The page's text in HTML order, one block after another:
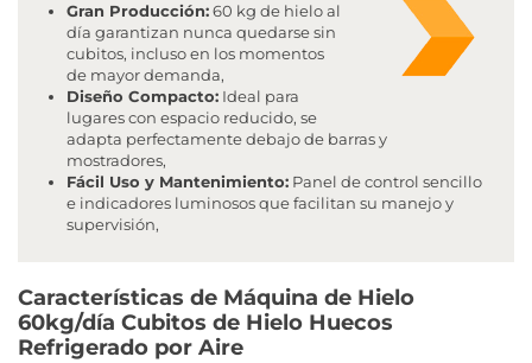
Gran Producción:60 kg de hielo al
día garantizan nunca quedarse sin
cubitos, incluso en los momentos
de mayor demanda,
Diseño Compacto: Ideal para
lugares con espacio reducido, se
adapta perfectamente debajo de barras y
mostradores,
Fácil Uso y Mantenimiento: Panel de control sencillo
e indicadores luminosos que facilitan su manejo y
supervisión,
Características de Máquina de Hielo
60kg/día Cubitos de Hielo Huecos
Refrigerado por Aire